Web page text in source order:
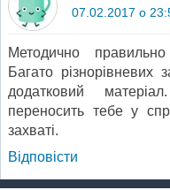
07.02.2017 о
Методично
Багато різнорівневих
додатковий
переносить тебе у
захваті.
Відповіcти